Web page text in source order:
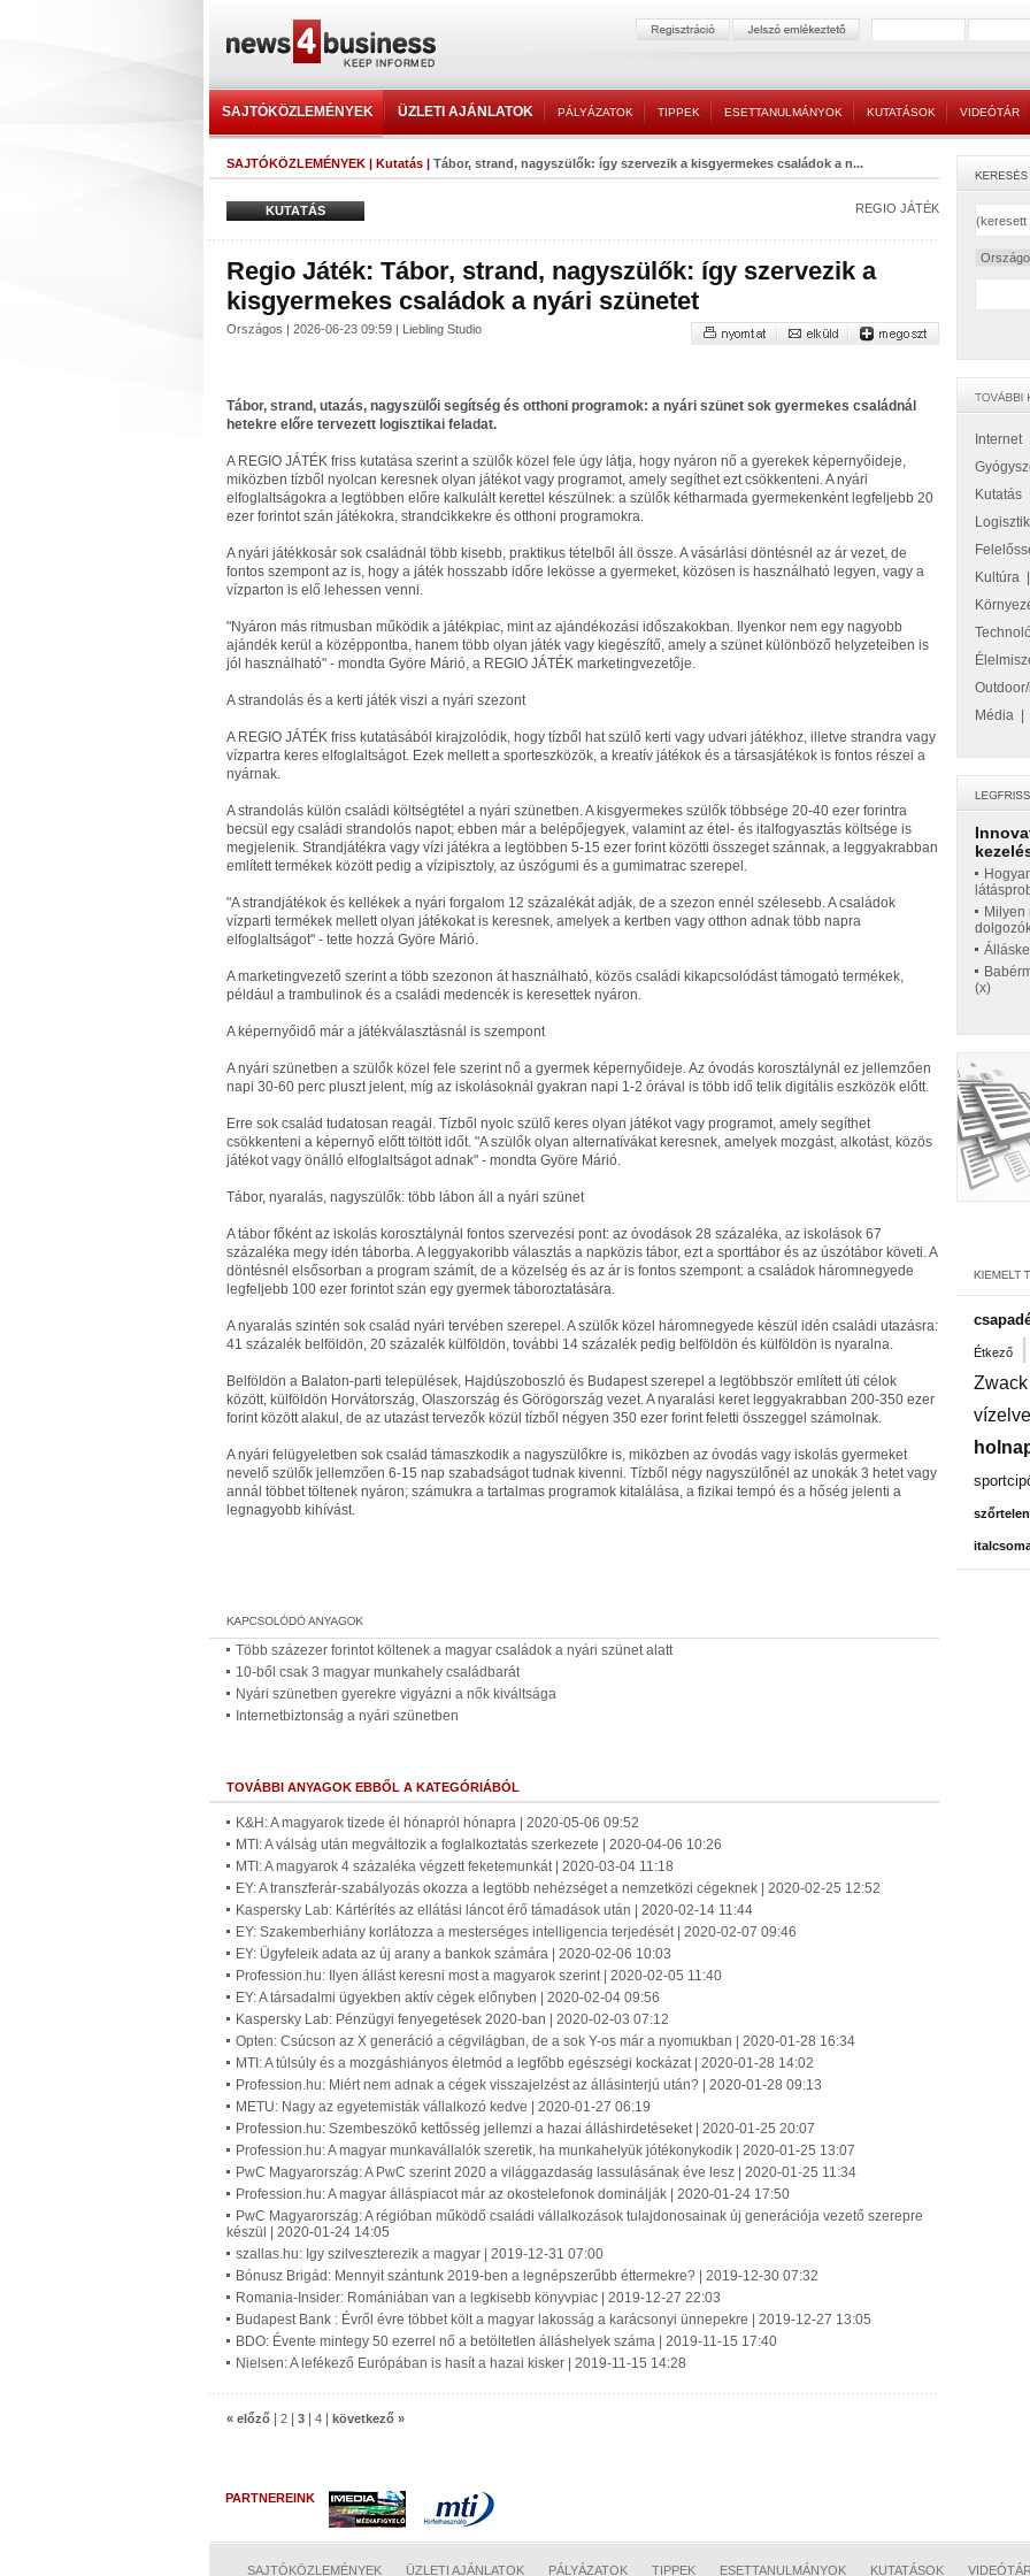
SAJTÓKÖZLEMÉNYEK ÜZLETI AJÁNLATOK PÁLYÁZATOK TIPPEK ESETTANULMÁNYOK KUTATÁSOK VIDEÓTÁR
SAJTÓKÖZLEMÉNYEK | Kutatás | Tábor, strand, nagyszülők: így szervezik a kisgyermekes családok a n...
KUTATÁS REGIO JÁTÉK
Regio Játék: Tábor, strand, nagyszülők: így szervezik a
kisgyermekes családok a nyári szünetet
Országos | 2026-06-23 09:59 | Liebling Studio
Tábor, strand, utazás, nagyszülői segítség és otthoni programok: a nyári szünet sok gyermekes családnál
hetekre előre tervezett logisztikai feladat.
A REGIO JÁTÉK friss kutatása szerint a szülők közel fele úgy látja, hogy nyáron nő a gyerekek képernyőideje,
miközben tízből nyolcan keresnek olyan játékot vagy programot, amely segíthet ezt csökkenteni. A nyári
elfoglaltságokra a legtöbben előre kalkulált kerettel készülnek: a szülők kétharmada gyermekenként legfeljebb 20
ezer forintot szán játékokra, strandcikkekre és otthoni programokra.
A nyári játékkosár sok családnál több kisebb, praktikus tételből áll össze. A vásárlási döntésnél az ár vezet, de
fontos szempont az is, hogy a játék hosszabb időre lekösse a gyermeket, közösen is használható legyen, vagy a
vízparton is elő lehessen venni.
"Nyáron más ritmusban működik a játékpiac, mint az ajándékozási időszakokban. Ilyenkor nem egy nagyobb
ajándék kerül a középpontba, hanem több olyan játék vagy kiegészítő, amely a szünet különböző helyzeteiben is
jól használható" - mondta Györe Márió, a REGIO JÁTÉK marketingvezetője.
A strandolás és a kerti játék viszi a nyári szezont
A REGIO JÁTÉK friss kutatásából kirajzolódik, hogy tízből hat szülő kerti vagy udvari játékhoz, illetve strandra vagy
vízpartra keres elfoglaltságot. Ezek mellett a sporteszközök, a kreatív játékok és a társasjátékok is fontos részei a
nyárnak.
A strandolás külön családi költségtétel a nyári szünetben. A kisgyermekes szülők többsége 20-40 ezer forintra
becsül egy családi strandolós napot; ebben már a belépőjegyek, valamint az étel- és italfogyasztás költsége is
megjelenik. Strandjátékra vagy vízi játékra a legtöbben 5-15 ezer forint közötti összeget szánnak, a leggyakrabban
említett termékek között pedig a vízipisztoly, az úszógumi és a gumimatrac szerepel.
"A strandjátékok és kellékek a nyári forgalom 12 százalékát adják, de a szezon ennél szélesebb. A családok
vízparti termékek mellett olyan játékokat is keresnek, amelyek a kertben vagy otthon adnak több napra
elfoglaltságot" - tette hozzá Györe Márió.
A marketingvezető szerint a több szezonon át használható, közös családi kikapcsolódást támogató termékek,
például a trambulinok és a családi medencék is keresettek nyáron.
A képernyőidő már a játékválasztásnál is szempont
A nyári szünetben a szülők közel fele szerint nő a gyermek képernyőideje. Az óvodás korosztálynál ez jellemzően
napi 30-60 perc pluszt jelent, míg az iskolásoknál gyakran napi 1-2 órával is több idő telik digitális eszközök előtt.
Erre sok család tudatosan reagál. Tízből nyolc szülő keres olyan játékot vagy programot, amely segíthet
csökkenteni a képernyő előtt töltött időt. "A szülők olyan alternatívákat keresnek, amelyek mozgást, alkotást, közös
játékot vagy önálló elfoglaltságot adnak" - mondta Györe Márió.
Tábor, nyaralás, nagyszülők: több lábon áll a nyári szünet
A tábor főként az iskolás korosztálynál fontos szervezési pont: az óvodások 28 százaléka, az iskolások 67
százaléka megy idén táborba. A leggyakoribb választás a napközis tábor, ezt a sporttábor és az úszótábor követi. A
döntésnél elsősorban a program számít, de a közelség és az ár is fontos szempont: a családok háromnegyede
legfeljebb 100 ezer forintot szán egy gyermek táboroztatására.
A nyaralás szintén sok család nyári tervében szerepel. A szülők közel háromnegyede készül idén családi utazásra:
41 százalék belföldön, 20 százalék külföldön, további 14 százalék pedig belföldön és külföldön is nyaralna.
Belföldön a Balaton-parti települések, Hajdúszoboszló és Budapest szerepel a legtöbbször említett úti célok
között, külföldön Horvátország, Olaszország és Görögország vezet. A nyaralási keret leggyakrabban 200-350 ezer
forint között alakul, de az utazást tervezők közül tízből négyen 350 ezer forint feletti összeggel számolnak.
A nyári felügyeletben sok család támaszkodik a nagyszülőkre is, miközben az óvodás vagy iskolás gyermeket
nevelő szülők jellemzően 6-15 nap szabadságot tudnak kivenni. Tízből négy nagyszülőnél az unokák 3 hetet vagy
annál többet töltenek nyáron; számukra a tartalmas programok kitalálása, a fizikai tempó és a hőség jelenti a
legnagyobb kihívást.
Több százezer forintot költenek a magyar családok a nyári szünet alatt
10-ből csak 3 magyar munkahely családbarát
Nyári szünetben gyerekre vigyázni a nők kiváltsága
Internetbiztonság a nyári szünetben
TOVÁBBI ANYAGOK EBBŐL A KATEGÓRIÁBÓL
K&H: A magyarok tizede él hónapról hónapra | 2020-05-06 09:52
MTI: A válság után megváltozik a foglalkoztatás szerkezete | 2020-04-06 10:26
MTI: A magyarok 4 százaléka végzett feketemunkát | 2020-03-04 11:18
EY: A transzferár-szabályozás okozza a legtöbb nehézséget a nemzetközi cégeknek | 2020-02-25 12:52
Kaspersky Lab: Kártérítés az ellátási láncot érő támadások után | 2020-02-14 11:44
EY: Szakemberhiány korlátozza a mesterséges intelligencia terjedését | 2020-02-07 09:46
EY: Ügyfeleik adata az új arany a bankok számára | 2020-02-06 10:03
Profession.hu: Ilyen állást keresni most a magyarok szerint | 2020-02-05 11:40
EY: A társadalmi ügyekben aktív cégek előnyben | 2020-02-04 09:56
Kaspersky Lab: Pénzügyi fenyegetések 2020-ban | 2020-02-03 07:12
Opten: Csúcson az X generáció a cégvilágban, de a sok Y-os már a nyomukban | 2020-01-28 16:34
MTI: A túlsúly és a mozgáshiányos életmód a legfőbb egészségi kockázat | 2020-01-28 14:02
Profession.hu: Miért nem adnak a cégek visszajelzést az állásinterjú után? | 2020-01-28 09:13
METU: Nagy az egyetemisták vállalkozó kedve | 2020-01-27 06:19
Profession.hu: Szembeszökő kettősség jellemzi a hazai álláshirdetéseket | 2020-01-25 20:07
Profession.hu: A magyar munkavállalók szeretik, ha munkahelyük jótékonykodik | 2020-01-25 13:07
PwC Magyarország: A PwC szerint 2020 a világgazdaság lassulásának éve lesz | 2020-01-25 11:34
Profession.hu: A magyar álláspiacot már az okostelefonok dominálják | 2020-01-24 17:50
PwC Magyarország: A régióban működő családi vállalkozások tulajdonosainak új generációja vezető szerepre
készül | 2020-01-24 14:05
szallas.hu: Igy szilveszterezik a magyar | 2019-12-31 07:00
Bónusz Brigád: Mennyit szántunk 2019-ben a legnépszerűbb éttermekre? | 2019-12-30 07:32
Romania-Insider: Romániában van a legkisebb könyvpiac | 2019-12-27 22:03
Budapest Bank : Évről évre többet költ a magyar lakosság a karácsonyi ünnepekre | 2019-12-27 13:05
BDO: Évente mintegy 50 ezerrel nő a betöltetlen álláshelyek száma | 2019-11-15 17:40
Nielsen: A lefékező Európában is hasít a hazai kisker | 2019-11-15 14:28
« előző 2 3 4 következő »
Internet|
Kutatás
Kultúra
Média
Milyen
(x)
Étkező |
Zwack
PARTNEREINK
SAJTÓKÖZLEMÉNYEK ÜZLETI AJÁNLATOK PÁLYÁZATOK TIPPEK ESETTANULMÁNYOK KUTATÁSOK VIDEÓTÁR